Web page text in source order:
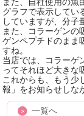
グラフで表示してい
していますが、分子
また、コラーゲンの
ゲンペプチドのまま
すね。
当店では、コラーゲ
ってそれほど大きな
これからも、もう少
報」をお知らせしな
一覧へ